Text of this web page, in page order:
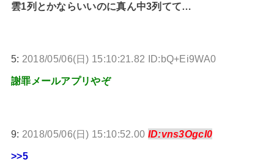
雲1列とかならいいのに真ん中3列てて…
5: 2018/05/06(日) 15:10:21.82 ID:bQ+Ei9WA0
謝罪メールアプリやぞ
9: 2018/05/06(日) 15:10:52.00 ID:vns3OgcI0
>>5